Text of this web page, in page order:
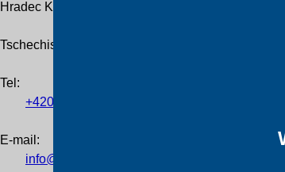
Hradec Králové
Tschechische Republik
Tel :
+420
E-mail:
info@trafocz.de